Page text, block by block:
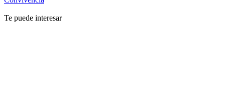
Te puede interesar